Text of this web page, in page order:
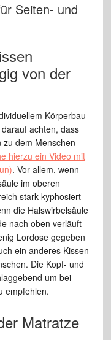
Seiten- und
von der
Körperbau
achten, dass
zu dem Menschen
hierzu ein Video mit
. Vor allem, wenn
im oberen
stark kyphosiert
die Halswirbelsäule
nach oben verläuft
Lordose gegeben
ein anderes Kissen
Die Kopf- und
um bei
empfehlen.
Matratze